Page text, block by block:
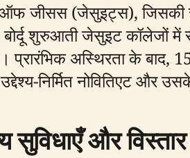
ऑफ जीसस (जेसुइट्स), जिसकी
शुरुआती जेसुइट कॉलेजों में
प्रारंभिक अस्थिरता के बाद,
निर्मित नोवितिएट और
सुविधाएँ और विस्तार